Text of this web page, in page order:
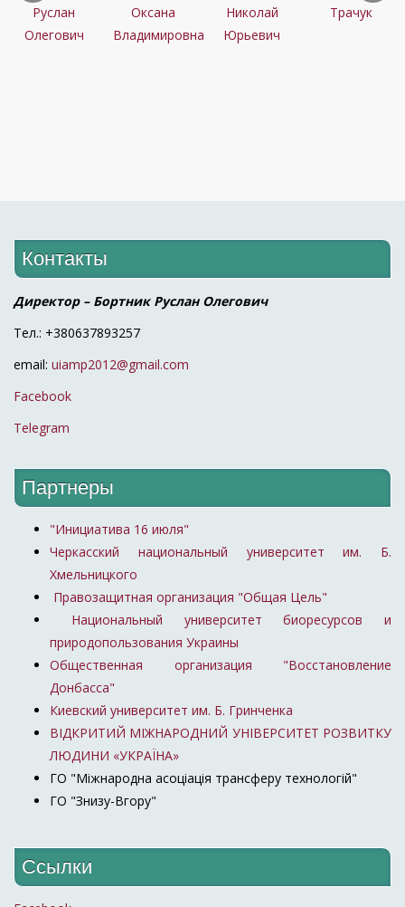
Руслан
Олегович
Оксана
Владимировна
Николай
Юрьевич
Трачук
Контакты
Директор – Бортник Руслан Олегович
Тел.: +380637893257
email: uiamp2012@gmail.com
Facebook
Telegram
Партнеры
"Инициатива 16 июля"
Черкасский национальный университет им. Б.
Хмельницкого
Правозащитная организация "Общая Цель"
Национальный университет биоресурсов и
природопользования Украины
Общественная организация "Восстановление
Донбасса"
Киевский университет им. Б. Гринченка
ВІДКРИТИЙ МІЖНАРОДНИЙ УНІВЕРСИТЕТ РОЗВИТКУ
ЛЮДИНИ «УКРАЇНА»
ГО "Міжнародна асоціація трансферу технологій"
ГО "Знизу-Вгору"
Ссылки